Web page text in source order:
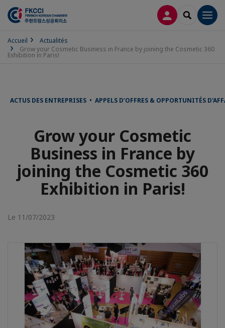
CONNEXION
Accueil
Actualités
Grow your Cosmetic Business in France by joining the Cosmetic 360
Exhibition in Paris!
ACTUS DES ENTREPRISES • APPELS D’OFFRES & OPPORTUNITÉS
Grow your Cosmetic
Business in France by
joining the Cosmetic 360
Exhibition in Paris!
Le 11/07/2023